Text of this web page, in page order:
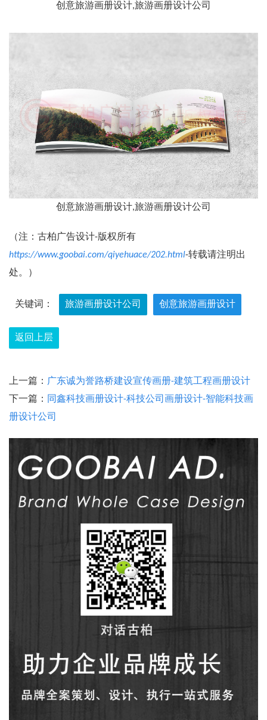
创意旅游画册设计,旅游画册设计公司
创意旅游画册设计,旅游画册设计公司
（注：古柏广告设计-版权所有
https://www.goobai.com/qiyehuace/202.html-转载请注明出
处。）
关键词： 旅游画册设计公司 创意旅游画册设计
返回上层
上一篇： 广东诚为誉路桥建设宣传画册-建筑工程画册设计
下一篇：
同鑫科技画册设计-科技公司画册设计-智能科技画
册设计公司